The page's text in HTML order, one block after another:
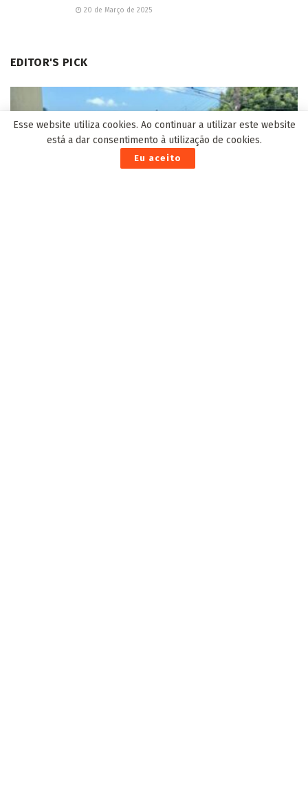
20 de Março de 2025
EDITOR'S PICK
Esse website utiliza cookies. Ao continuar a utilizar este website
está a dar consentimento à utilização de cookies.
Eu aceito